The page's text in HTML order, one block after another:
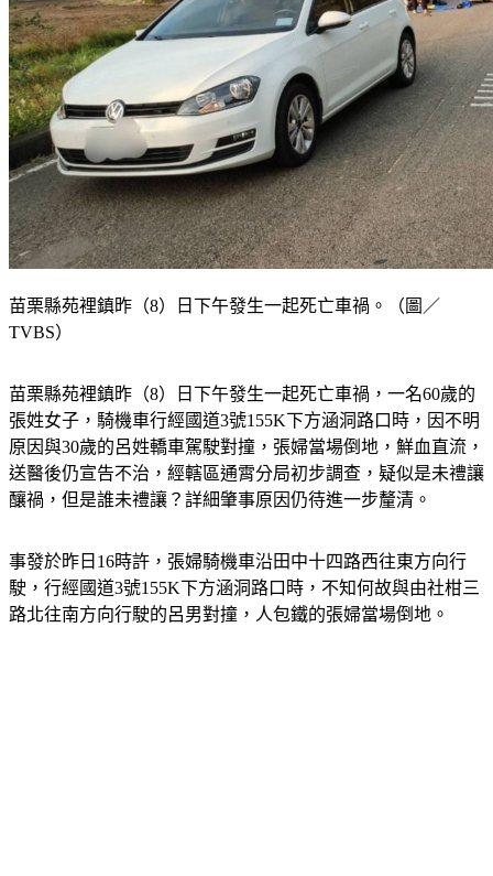
苗栗縣苑裡鎮昨（8）日下午發生一起死亡車禍。（圖／
苗栗縣苑裡鎮昨（8）日下午發生一起死亡車禍，一名60歲的
張姓女子，騎機車行經國道3號155K下方涵洞路口時，因不明
原因與30歲的呂姓轎車駕駛對撞，張婦當場倒地，鮮血直流，
送醫後仍宣告不治，經轄區通霄分局初步調查，疑似是未禮讓
事發於昨日16時許，張婦騎機車沿田中十四路西往東方向行
駛，行經國道3號155K下方涵洞路口時，不知何故與由社柑三